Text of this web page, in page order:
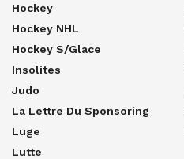
Hockey
Hockey NHL
Hockey S/glace
Insolites
Judo
La Lettre Du Sponsoring
Luge
Lutte